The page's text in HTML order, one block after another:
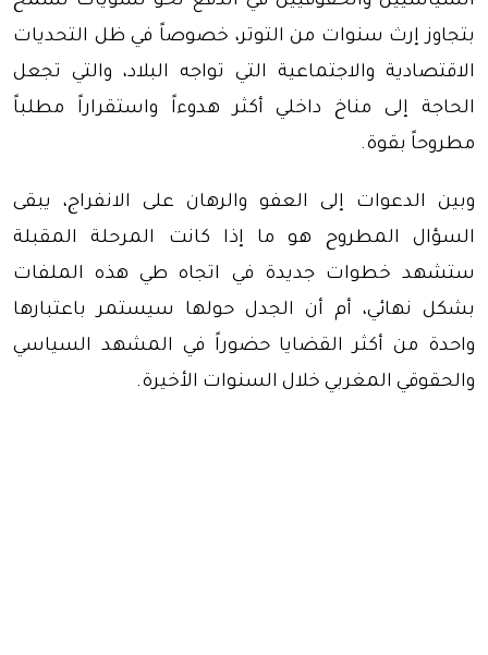
بتجاوز إرث سنوات من التوتر، خصوصاً في ظل التحديات
الاقتصادية والاجتماعية التي تواجه البلاد، والتي تجعل
الحاجة إلى مناخ داخلي أكثر هدوءاً واستقراراً مطلباً
مطروحاً بقوة.
وبين الدعوات إلى العفو والرهان على الانفراج، يبقى
السؤال المطروح هو ما إذا كانت المرحلة المقبلة
ستشهد خطوات جديدة في اتجاه طي هذه الملفات
بشكل نهائي، أم أن الجدل حولها سيستمر باعتبارها
واحدة من أكثر القضايا حضوراً في المشهد السياسي
والحقوقي المغربي خلال السنوات الأخيرة.